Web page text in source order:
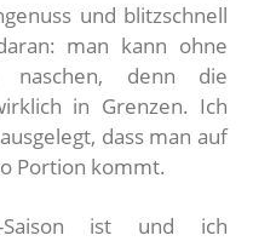
und blitzschnell
man kann ohne
naschen, denn die
in Grenzen. Ich
dass man auf
Portion kommt.
Saison ist und ich